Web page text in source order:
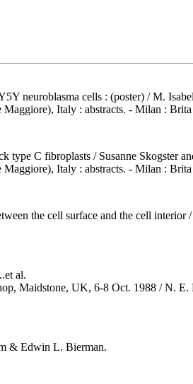
neuroblasma cells : (poster) / M.
Italy : abstracts. - Milan :
C fibroplasts / Susanne Skogster
Italy : abstracts. - Milan :
the cell surface and the cell interior /
al.
Maidstone, UK, 6-8 Oct. 1988 / N.
& Edwin L. Bierman.